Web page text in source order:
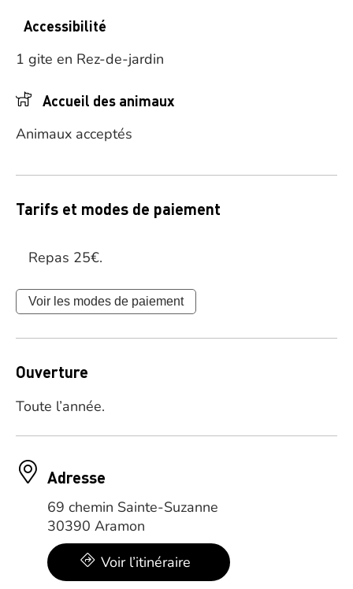
Accessibilité
1 gite en Rez-de-jardin
Accueil des animaux
Animaux acceptés
Tarifs et modes de paiement
Repas 25€.
Voir les modes de paiement
Ouverture
Toute l’année.
Adresse
69 chemin Sainte-Suzanne
30390 Aramon
Voir l’itinéraire